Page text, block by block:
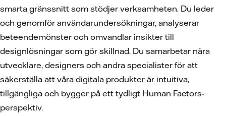
smarta gränssnitt som stödjer verksamheten. Du leder
och genomför användarundersökningar, analyserar
beteendemönster och omvandlar insikter till
designlösningar som gör skillnad. Du samarbetar nära
utvecklare, designers och andra specialister för att
säkerställa att våra digitala produkter är intuitiva,
tillgängliga och bygger på ett tydligt Human Factors-
perspektiv.